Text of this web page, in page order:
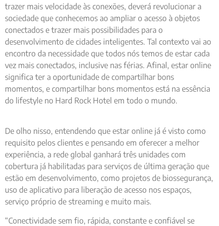
trazer mais velocidade às conexões, deverá revolucionar a
sociedade que conhecemos ao ampliar o acesso à objetos
conectados e trazer mais possibilidades para o
desenvolvimento de cidades inteligentes. Tal contexto vai ao
encontro da necessidade que todos nós temos de estar cada
vez mais conectados, inclusive nas férias. Afinal, estar online
significa ter a oportunidade de compartilhar bons
momentos, e compartilhar bons momentos está na essência
do lifestyle no Hard Rock Hotel em todo o mundo.
De olho nisso, entendendo que estar online já é visto como
requisito pelos clientes e pensando em oferecer a melhor
experiência, a rede global ganhará três unidades com
cobertura já habilitadas para serviços de última geração que
estão em desenvolvimento, como projetos de biossegurança,
uso de aplicativo para liberação de acesso nos espaços,
serviço próprio de streaming e muito mais.
“Conectividade sem fio, rápida, constante e confiável se